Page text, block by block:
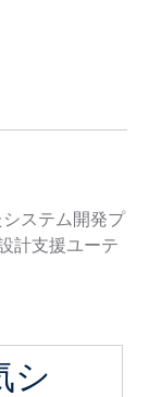
ステム開発プ
計支援ユーテ
シ